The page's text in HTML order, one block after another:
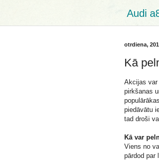
Audi
otrdiena,
Kā
Akcijas var
pirkšanas
piedāvātu
tad droši
Kā var
Viens no
pārdod par